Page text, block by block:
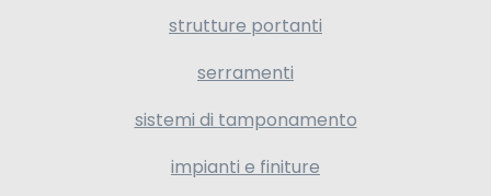
strutture portanti
serramenti
sistemi di tamponamento
impianti e finiture